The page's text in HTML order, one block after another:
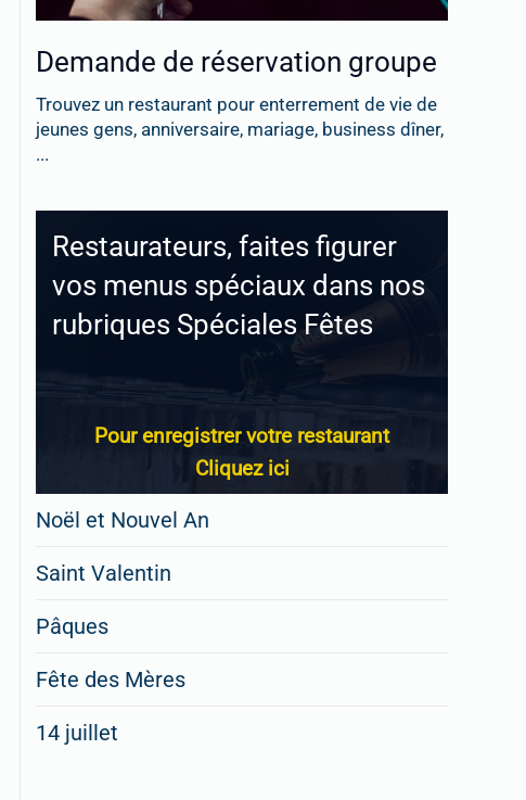
Demande de réservation groupe
Trouvez un restaurant pour enterrement de vie de
jeunes gens, anniversaire, mariage, business dîner,
...
Restaurateurs, faites figurer
vos menus spéciaux dans nos
rubriques Spéciales Fêtes
Pour enregistrer votre restaurant
Cliquez ici
Noël et Nouvel An
Saint Valentin
Pâques
Fête des Mères
14 juillet